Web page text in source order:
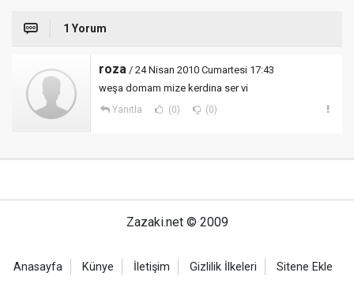
1 Yorum
roza / 24 Nisan 2010 Cumartesi 17:43
weşa domam mize kerdina ser vi
Yanıtla (0) (0)
Zazaki.net © 2009
Anasayfa Künye İletişim Gizlilik İlkeleri Sitene Ekle